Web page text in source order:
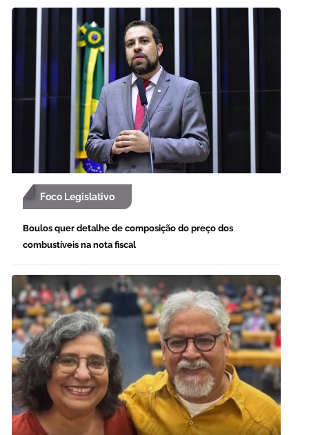
Foco Legislativo
Boulos quer detalhe de composição do preço dos
combustíveis na nota fiscal